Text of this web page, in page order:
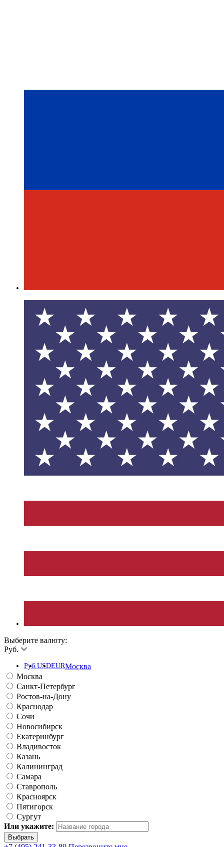
Выберите валюту:
Руб.
Руб.USDEURМосква
Москва
Санкт-Петербург
Ростов-на-Дону
Краснодар
Сочи
Новосибирск
Екатеринбург
Владивосток
Казань
Калининград
Самара
Ставрополь
Красноярск
Пятигорск
Сургут
Или укажите: